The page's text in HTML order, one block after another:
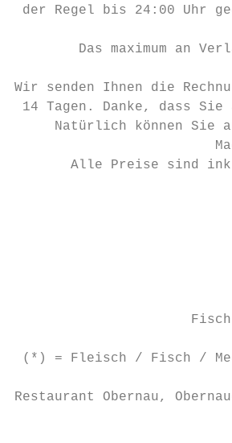
der Regel bis 24:00 Uhr
Das maximum an
Wir senden Ihnen die
14 Tagen. Danke, dass Sie
Natürlich können Sie
Alle Preise sind
(*) = Fleisch / Fisch /
Restaurant Obernau,